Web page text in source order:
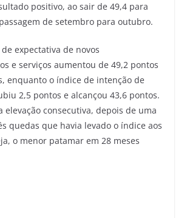
positivo, ao sair de 49,4 para
de setembro para outubro.
expectativa de novos
e serviços aumentou de 49,2 pontos
enquanto o índice de intenção de
2,5 pontos e alcançou 43,6 pontos.
elevação consecutiva, depois de uma
quedas que havia levado o índice aos
o menor patamar em 28 meses